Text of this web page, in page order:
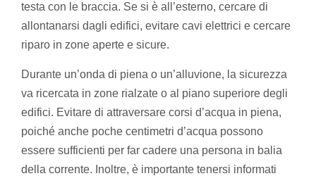
testa con le braccia. Se si è all’esterno, cercare di
allontanarsi dagli edifici, evitare cavi elettrici e cercare
riparo in zone aperte e sicure.
Durante un’onda di piena o un’alluvione, la sicurezza
va ricercata in zone rialzate o al piano superiore degli
edifici. Evitare di attraversare corsi d’acqua in piena,
poiché anche poche centimetri d’acqua possono
essere sufficienti per far cadere una persona in balia
della corrente. Inoltre, è importante tenersi informati